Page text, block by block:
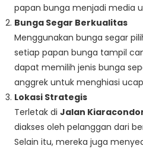
papan bunga menjadi media
Bunga Segar Berkualitas
Menggunakan bunga segar
setiap papan bunga tampil
dapat memilih jenis bunga
anggrek untuk menghiasi
Lokasi Strategis
Terletak diJalan
diakses oleh pelanggan dari
Selain itu, mereka juga